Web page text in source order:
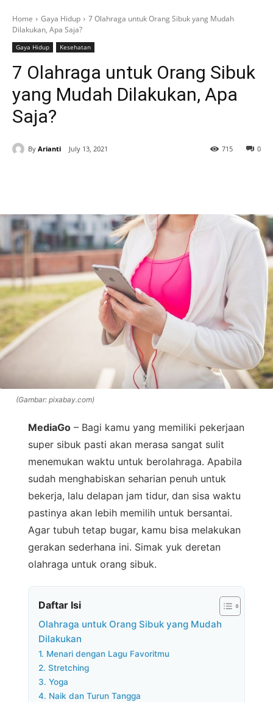
Home Gaya Hidup
7 Olahraga untuk Orang Sibuk yang Mudah
Dilakukan, Apa Saja?
Gaya Hidup Kesehatan
7 Olahraga untuk Orang Sibuk
yang Mudah Dilakukan, Apa
Saja?
By Arianti July 13, 2021 0
715
(Gambar: pixabay.com)
MediaGo – Bagi kamu yang memiliki pekerjaan
super sibuk pasti akan merasa sangat sulit
menemukan waktu untuk berolahraga. Apabila
sudah menghabiskan seharian penuh untuk
bekerja, lalu delapan jam tidur, dan sisa waktu
pastinya akan lebih memilih untuk bersantai.
Agar tubuh tetap bugar, kamu bisa melakukan
gerakan sederhana ini. Simak yuk deretan
olahraga untuk orang sibuk.
Daftar Isi
Olahraga untuk Orang Sibuk yang Mudah
Dilakukan
1. Menari dengan Lagu Favoritmu
2. Stretching
3. Yoga
4. Naik dan Turun Tangga